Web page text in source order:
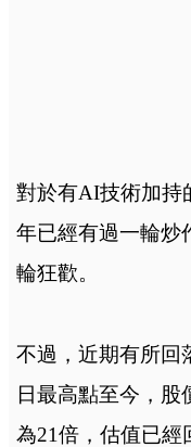
對於有AI技術加持
年已經有過一輪炒
輪狂歡。
不過，近期有所回
日最高點至今，股
為21倍，估值已經